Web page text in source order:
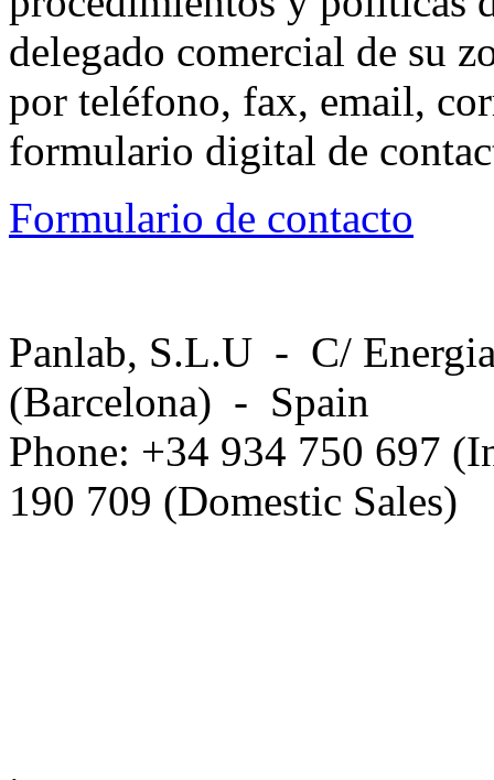
delegado comercial de su
por teléfono, fax, email,
formulario digital de
Formulario de contacto
Panlab, S.L.U - C/
(Barcelona) - Spain
Phone: +34 934 750 697
190 709 (Domestic Sales)
.